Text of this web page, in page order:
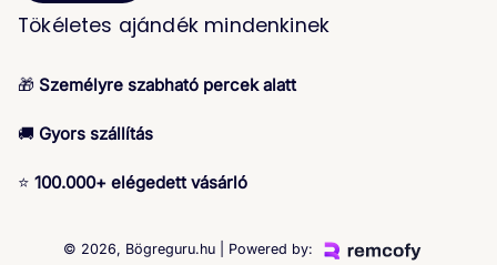
Tökéletes ajándék mindenkinek
🎁 Személyre szabható percek alatt
🚚 Gyors szállítás
⭐ 100.000+ elégedett vásárló
© 2026, Bögreguru.hu | Powered by: